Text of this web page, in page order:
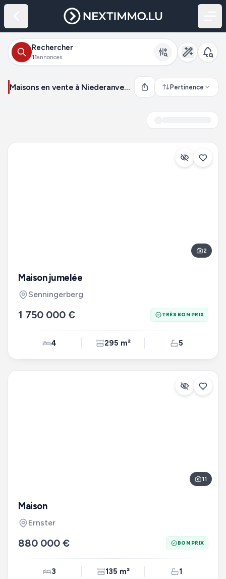
Rechercher
11annonces
Maisons en vente à Niederanven (Luxembourg) Pertinence
2
Maison jumelée
Senningerberg
1 750 000 € TRÈS BON PRIX
4 295 m² 5
11
Maison
Ernster
880 000 € BON PRIX
3 135 m² 1